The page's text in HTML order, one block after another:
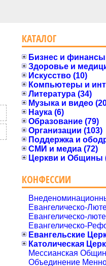
КАТАЛОГ
Бизнес и финансы
Здоровье и
Искусство (10)
Компьютеры и
Литература (34)
Музыка и видео
Наука (6)
Образование (79)
Организации (103)
Поддержка и
СМИ и медиа (72)
Церкви и Общины
КОНФЕССИИ
Евангелическо-
Евангелическо-
Евангелическо-
Евангельские
Католическая
Мессианская
Объединение